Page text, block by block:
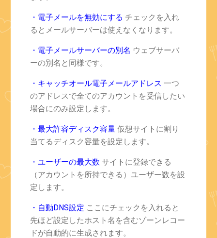
・電子メールを無効にする チェックを入れ
るとメールサーバーは使えなくなります。
・電子メールサーバーの別名 ウェブサーバ
ーの別名と同様です。
・キャッチオール電子メールアドレス 一つ
のアドレスで全てのアカウントを受信したい
場合にのみ設定します。
・最大許容ディスク容量 仮想サイトに割り
当てるディスク容量を設定します。
・ユーザーの最大数 サイトに登録できる
（アカウントを所持できる）ユーザー数を設
定します。
・自動DNS設定 ここにチェックを入れると
先ほど設定したホスト名を含むゾーンレコー
ドが自動的に生成されます。